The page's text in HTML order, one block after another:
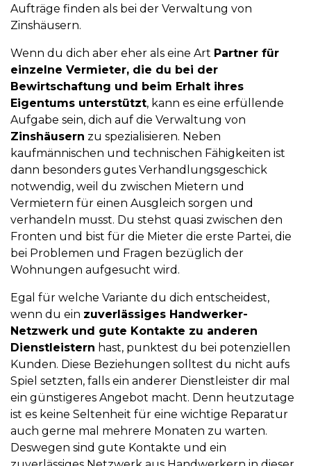
Aufträge finden als bei der Verwaltung von
Zinshäusern.
Wenn du dich aber eher als eine Art Partner für
einzelne Vermieter, die du bei der
Bewirtschaftung und beim Erhalt ihres
Eigentums unterstützt, kann es eine erfüllende
Aufgabe sein, dich auf die Verwaltung von
Zinshäusern zu spezialisieren. Neben
kaufmännischen und technischen Fähigkeiten ist
dann besonders gutes Verhandlungsgeschick
notwendig, weil du zwischen Mietern und
Vermietern für einen Ausgleich sorgen und
verhandeln musst. Du stehst quasi zwischen den
Fronten und bist für die Mieter die erste Partei, die
bei Problemen und Fragen bezüglich der
Wohnungen aufgesucht wird.
Egal für welche Variante du dich entscheidest,
wenn du ein zuverlässiges Handwerker-
Netzwerk und gute Kontakte zu anderen
Dienstleistern hast, punktest du bei potenziellen
Kunden. Diese Beziehungen solltest du nicht aufs
Spiel setzten, falls ein anderer Dienstleister dir mal
ein günstigeres Angebot macht. Denn heutzutage
ist es keine Seltenheit für eine wichtige Reparatur
auch gerne mal mehrere Monaten zu warten.
Deswegen sind gute Kontakte und ein